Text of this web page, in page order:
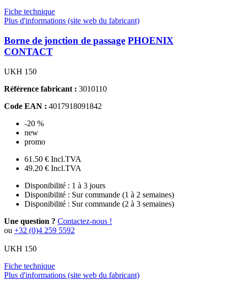
Fiche technique
Plus d'informations (site web du fabricant)
Borne de jonction de passage PHOENIX
CONTACT
UKH 150
Référence fabricant : 3010110
Code EAN : 4017918091842
-20 %
new
promo
61.50 € Incl.TVA
49.20 € Incl.TVA
Disponibilité : 1 à 3 jours
Disponibilité : Sur commande (1 à 2 semaines)
Disponibilité : Sur commande (2 à 3 semaines)
Une question ? Contactez-nous !
ou +32 (0)4 259 5592
UKH 150
Fiche technique
Plus d'informations (site web du fabricant)